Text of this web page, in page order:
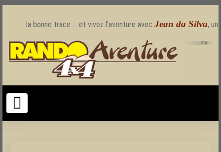
la bonne trace ... et vivez l'aventure avec Jean da Silva, un